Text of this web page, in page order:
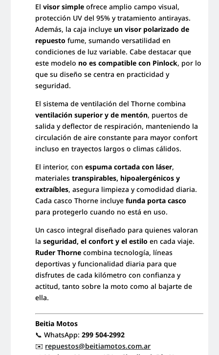
Elvisor simple ofrece amplio campo visual,
protección UV del 95% y tratamiento antirayas.
Además, la caja incluye un visor polarizado de
repuesto fume, sumando versatilidad en
condiciones de luz variable. Cabe destacar que
este modelo no es compatible con Pinlock, por lo
que su diseño se centra en practicidad y
seguridad.
El sistema de ventilación del Thorne combina
ventilación superior y de mentón, puertos de
salida y deflector de respiración, manteniendo la
circulación de aire constante para mayor confort
incluso en trayectos largos o climas cálidos.
El interior, conespuma cortada con láser,
materialestranspirables, hipoalergénicos y
extraíbles, asegura limpieza y comodidad diaria.
Cada casco Thorne incluyefunda porta casco
para protegerlo cuando no está en uso.
Un casco integral diseñado para quienes valoran
laseguridad, el confort y el estilo en cada viaje.
Ruder Thorne combina tecnología, líneas
deportivas y funcionalidad diaria para que
disfrutes de cada kilómetro con confianza y
actitud, tanto sobre la moto como al bajarte de
ella.
Beitia Motos
📞 WhatsApp:299 504-2992
✉️ repuestos@beitiamotos.com.ar